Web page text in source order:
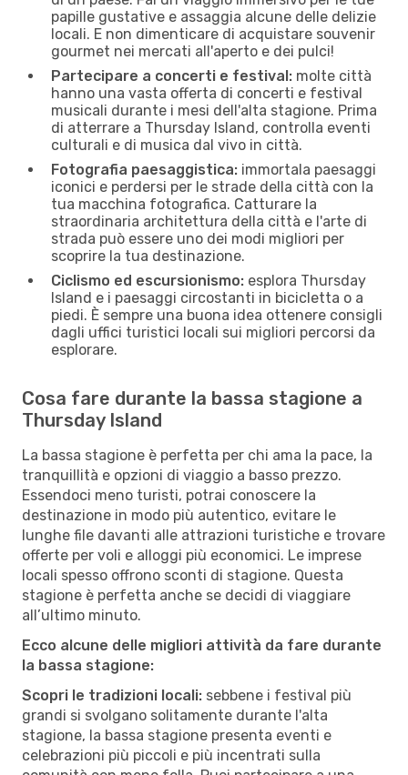
papille gustative e assaggia alcune delle delizie
locali. E non dimenticare di acquistare souvenir
gourmet nei mercati all'aperto e dei pulci!
Partecipare a concerti e festival: molte città
hanno una vasta offerta di concerti e festival
musicali durante i mesi dell'alta stagione. Prima
di atterrare a Thursday Island, controlla eventi
culturali e di musica dal vivo in città.
Fotografia paesaggistica: immortala paesaggi
iconici e perdersi per le strade della città con la
tua macchina fotografica. Catturare la
straordinaria architettura della città e l'arte di
strada può essere uno dei modi migliori per
scoprire la tua destinazione.
Ciclismo ed escursionismo: esplora Thursday
Island e i paesaggi circostanti in bicicletta o a
piedi. È sempre una buona idea ottenere consigli
dagli uffici turistici locali sui migliori percorsi da
esplorare.
Cosa fare durante la bassa stagione a
Thursday Island
La bassa stagione è perfetta per chi ama la pace, la
tranquillità e opzioni di viaggio a basso prezzo.
Essendoci meno turisti, potrai conoscere la
destinazione in modo più autentico, evitare le
lunghe file davanti alle attrazioni turistiche e trovare
offerte per voli e alloggi più economici. Le imprese
locali spesso offrono sconti di stagione. Questa
stagione è perfetta anche se decidi di viaggiare
all’ultimo minuto.
Ecco alcune delle migliori attività da fare durante
la bassa stagione:
Scopri le tradizioni locali: sebbene i festival più
grandi si svolgano solitamente durante l'alta
stagione, la bassa stagione presenta eventi e
celebrazioni più piccoli e più incentrati sulla